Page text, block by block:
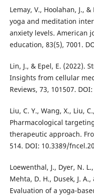
Lemay, V., Hoolahan, J.,
yoga and meditation
anxiety levels. American
education, 83(5), 7001.
Lin, J., & Epel, E. (2022).
Insights from cellular
Reviews, 73, 101507.
Liu, C. Y., Wang, X., Liu,
Pharmacological
therapeutic approach.
514. DOI: 10.3389/
Loewenthal, J., Dyer, N.
Mehta, D. H., Dusek, J.
Evaluation of a yoga-